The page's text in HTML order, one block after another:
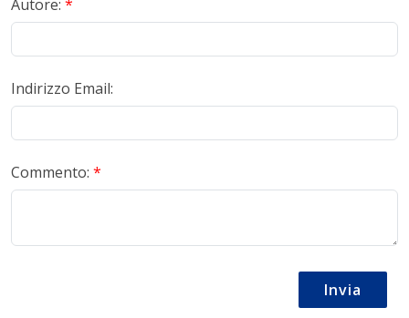
Autore: *
Indirizzo Email:
Commento: *
Invia